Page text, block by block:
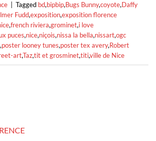
Tagged bd,bipbip,Bugs Bunny,coyote,Daffy
Fudd,exposition,exposition florence
,french riviera,grominet,i love
puces,nice,niçois,nissa la bella,nissart,ogc
,poster looney tunes,poster tex avery,Robert
art,Taz,tit et grosminet,titi,ville de Nice